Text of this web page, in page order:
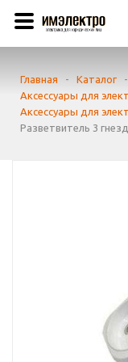
Главная - Каталог -
Аксессуары для
Аксессуары для
Разветвитель 3